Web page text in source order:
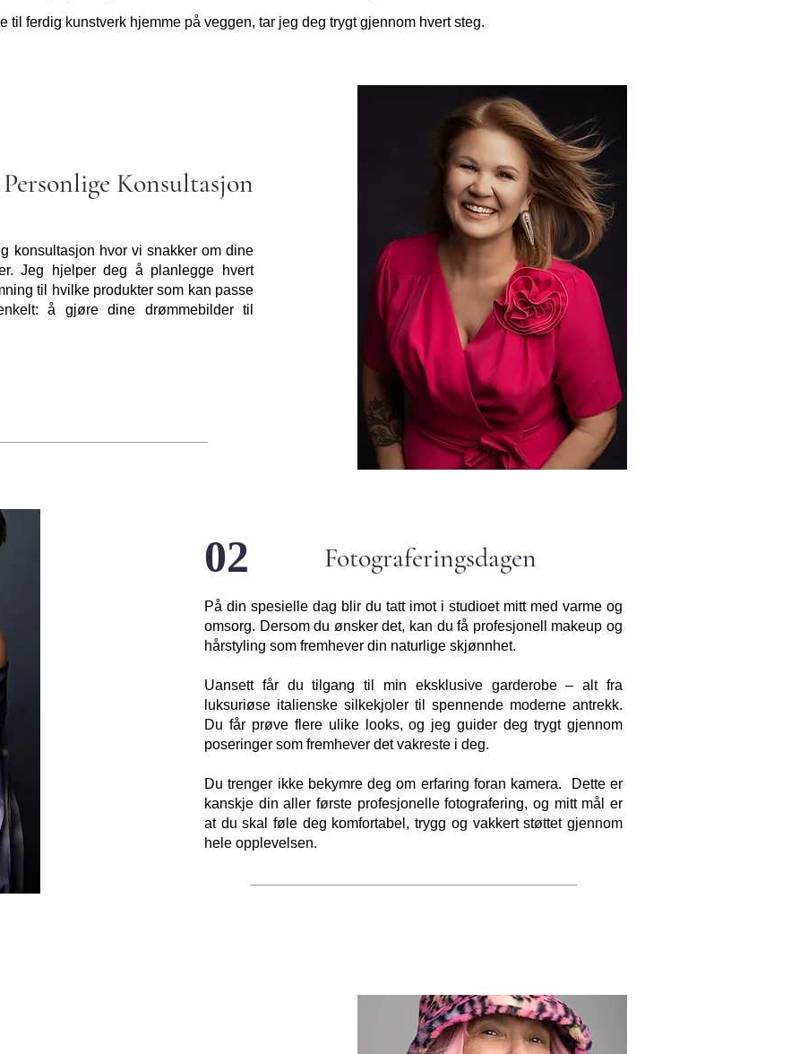
til ferdig kunstverk hjemme på veggen, tar jeg deg trygt gjennom hvert steg.
Konsultasjon
konsultasjon hvor vi snakker om dine
Jeg hjelper deg å planlegge hvert
til hvilke produkter som kan passe
å gjøre dine drømmebilder til
02 Fotograferingsdagen
På din spesielle dag blir du tatt imot i studioet mitt med varme og
omsorg. Dersom du ønsker det, kan du få profesjonell makeup og
hårstyling som fremhever din naturlige skjønnhet.
Uansett får du tilgang til min eksklusive garderobe – alt fra
luksuriøse italienske silkekjoler til spennende moderne antrekk.
Du får prøve flere ulike looks, og jeg guider deg trygt gjennom
poseringer som fremhever det vakreste i deg.
Du trenger ikke bekymre deg om erfaring foran kamera. Dette er
kanskje din aller første profesjonelle fotografering, og mitt mål er
at du skal føle deg komfortabel, trygg og vakkert støttet gjennom
hele opplevelsen.